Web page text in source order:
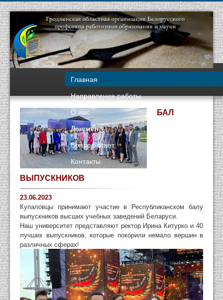
Главная
Направления работы
О нас
Документы
Вопрос-ответ
Контакты
БАЛ
ВЫПУСКНИКОВ
23.06.2023
Купаловцы принимают участие в Республиканском балу
выпускников высших учебных заведений Беларуси.
Наш университет представляют ректор Ирина Китурко и 40
лучших выпускников, которые покорили немало вершин в
различных сферах!